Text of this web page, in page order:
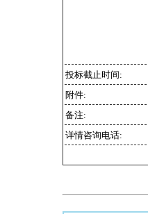
投标截止时间:
附件:
备注:
详情咨询电话: